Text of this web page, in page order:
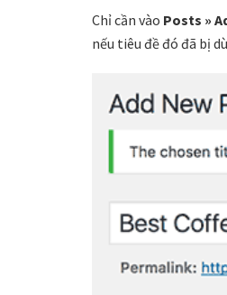
Chỉ cần vào Posts »
nếu tiêu đề đó đã bị